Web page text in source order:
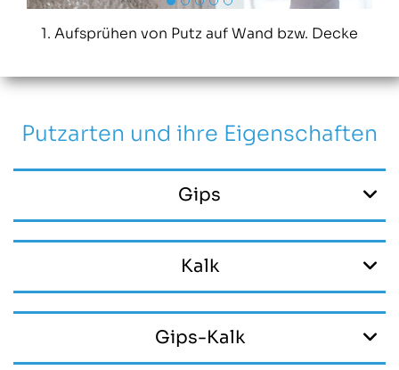
1. Aufsprühen von Putz auf Wand bzw. Decke
Putzarten und ihre Eigenschaften
Gips
Kalk
Gips-Kalk